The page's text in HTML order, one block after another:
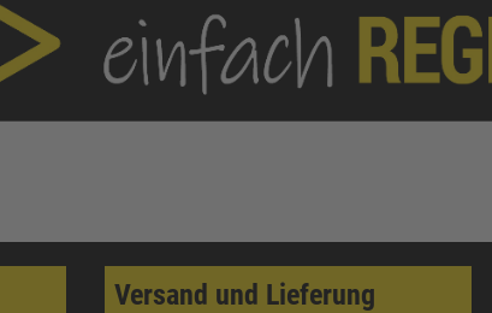
Versand und Lieferung